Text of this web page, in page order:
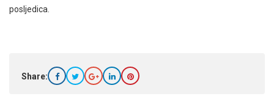
posljedica.
Share: